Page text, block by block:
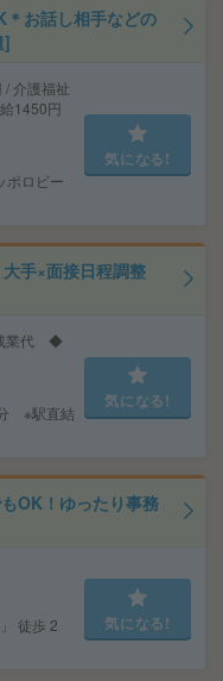
＊お話し相手などの
]
介護福祉
1450円
ポロビー
気になる!
手×面接日程調整
業代 ◆
※駅直結
気になる!
OK！ゆったり事務
徒歩 2
気になる!